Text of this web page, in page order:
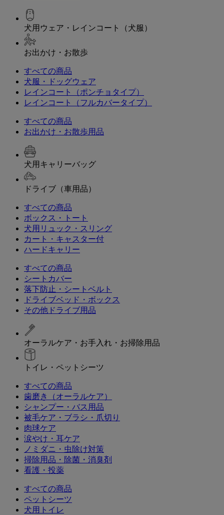
犬用ウェア・レインコート（犬服）
お出かけ・お散歩
すべての商品
犬服・ドッグウェア
レインコート（ポンチョタイプ）
レインコート（フルカバータイプ）
すべての商品
お出かけ・お散歩用品
犬用キャリーバッグ
ドライブ（車用品）
すべての商品
ボックス・トート
犬用リュック・スリング
カート・キャスター付
ハードキャリー
すべての商品
シートカバー
落下防止・シートベルト
ドライブベッド・ボックス
その他ドライブ用品
オーラルケア・お手入れ・お掃除用品
トイレ・ペットシーツ
すべての商品
歯磨き（オーラルケア）
シャンプー・バス用品
被毛ケア・ブラシ・爪切り
肉球ケア
涙やけ・耳ケア
ノミダニ・虫除け対策
掃除用品・除菌・消臭剤
看護・投薬
すべての商品
ペットシーツ
犬用トイレ